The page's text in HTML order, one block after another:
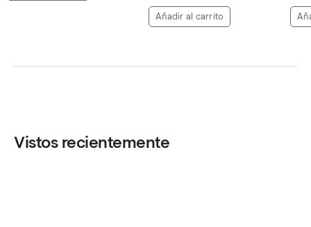
Añadir al carrito
Vistos recientemente